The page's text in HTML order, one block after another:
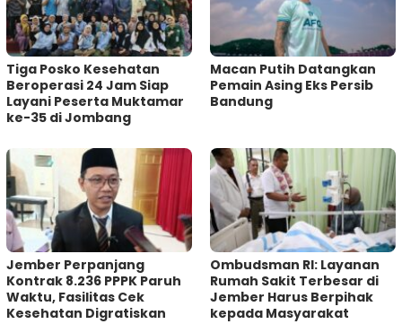
Tiga Posko Kesehatan
Beroperasi 24 Jam Siap
Layani Peserta Muktamar
ke-35 di Jombang
Macan Putih Datangkan
Pemain Asing Eks Persib
Bandung
Jember Perpanjang
Kontrak 8.236 PPPK Paruh
Waktu, Fasilitas Cek
Kesehatan Digratiskan
Ombudsman RI: Layanan
Rumah Sakit Terbesar di
Jember Harus Berpihak
kepada Masyarakat